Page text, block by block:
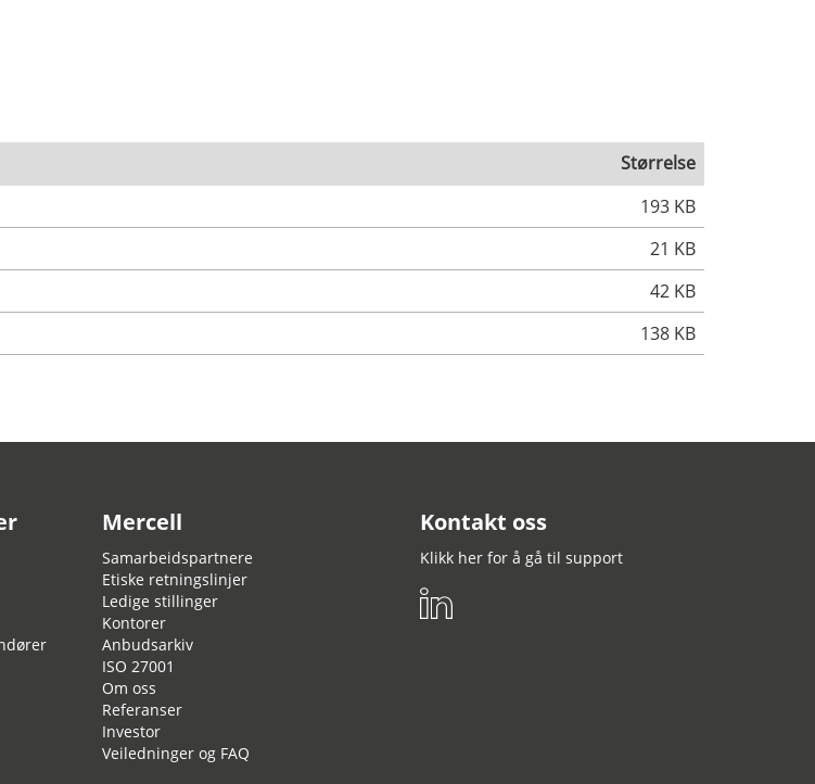
Størrelse
193 KB
21 KB
42 KB
138 KB
Mercell
Samarbeidspartnere
Etiske retningslinjer
Ledige stillinger
Kontorer
Anbudsarkiv
ISO 27001
Om oss
Referanser
Investor
Veiledninger og FAQ
Kontakt oss
Klikk her for å gå til support